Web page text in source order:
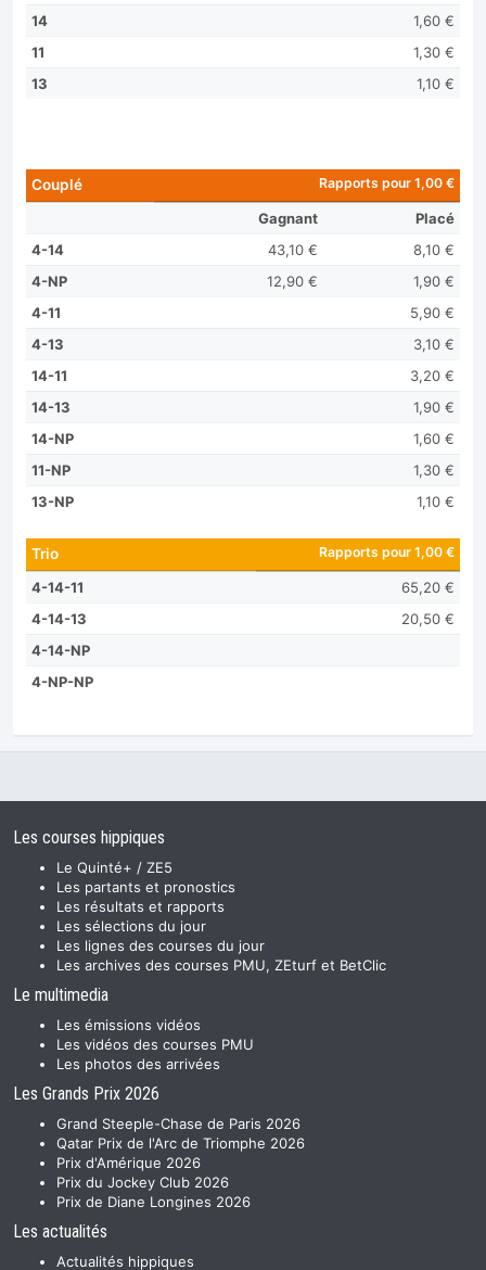
14
1,60 €
11
1,30 €
13
1,10 €
Couplé Rapports pour 1,00 €
Gagnant
Placé
4-14
43,10 €
8,10 €
4-NP
12,90 €
1,90 €
4-11
5,90 €
4-13
3,10 €
14-11
3,20 €
14-13
1,90 €
14-NP
1,60 €
11-NP
1,30 €
13-NP
1,10 €
Trio Rapports pour 1,00 €
4-14-11
65,20 €
4-14-13
20,50 €
4-14-NP
4-NP-NP
Les courses hippiques
Le Quinté+ / ZE5
Les partants et pronostics
Les résultats et rapports
Les sélections du jour
Les lignes des courses du jour
Les archives des courses PMU, ZEturf et BetClic
Le multimedia
Les émissions vidéos
Les vidéos des courses PMU
Les photos des arrivées
Les Grands Prix 2026
Grand Steeple-Chase de Paris 2026
Qatar Prix de l'Arc de Triomphe 2026
Prix d'Amérique 2026
Prix du Jockey Club 2026
Prix de Diane Longines 2026
Les actualités
Actualités hippiques